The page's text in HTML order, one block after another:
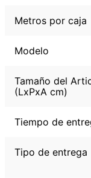
Metros por caja
Modelo
Tamaño del
(LxPxA cm)
Tiempo de
Tipo de entrega